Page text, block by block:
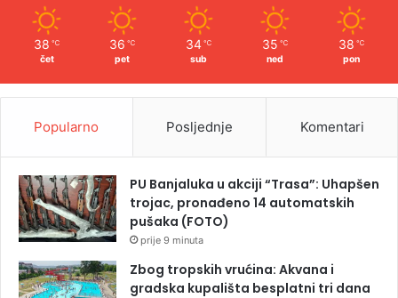
38 ℃
čet
36 ℃
pet
34 ℃
sub
35 ℃
ned
38 ℃
pon
Popularno Posljednje Komentari
PU Banjaluka u akciji “Trasa”: Uhapšen
trojac, pronađeno 14 automatskih
pušaka (FOTO)
prije 9 minuta
Zbog tropskih vrućina: Akvana i
gradska kupališta besplatni tri dana